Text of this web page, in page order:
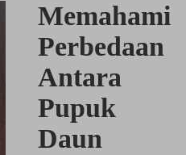
Memahami
Perbedaan
Antara
Pupuk
Daun